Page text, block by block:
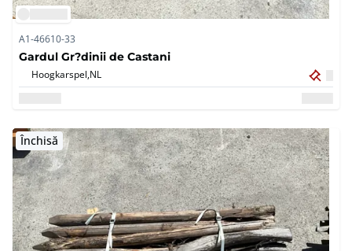
A1-46610-33
Gardul Gr?dinii de Castani
Hoogkarspel,NL
Închisă